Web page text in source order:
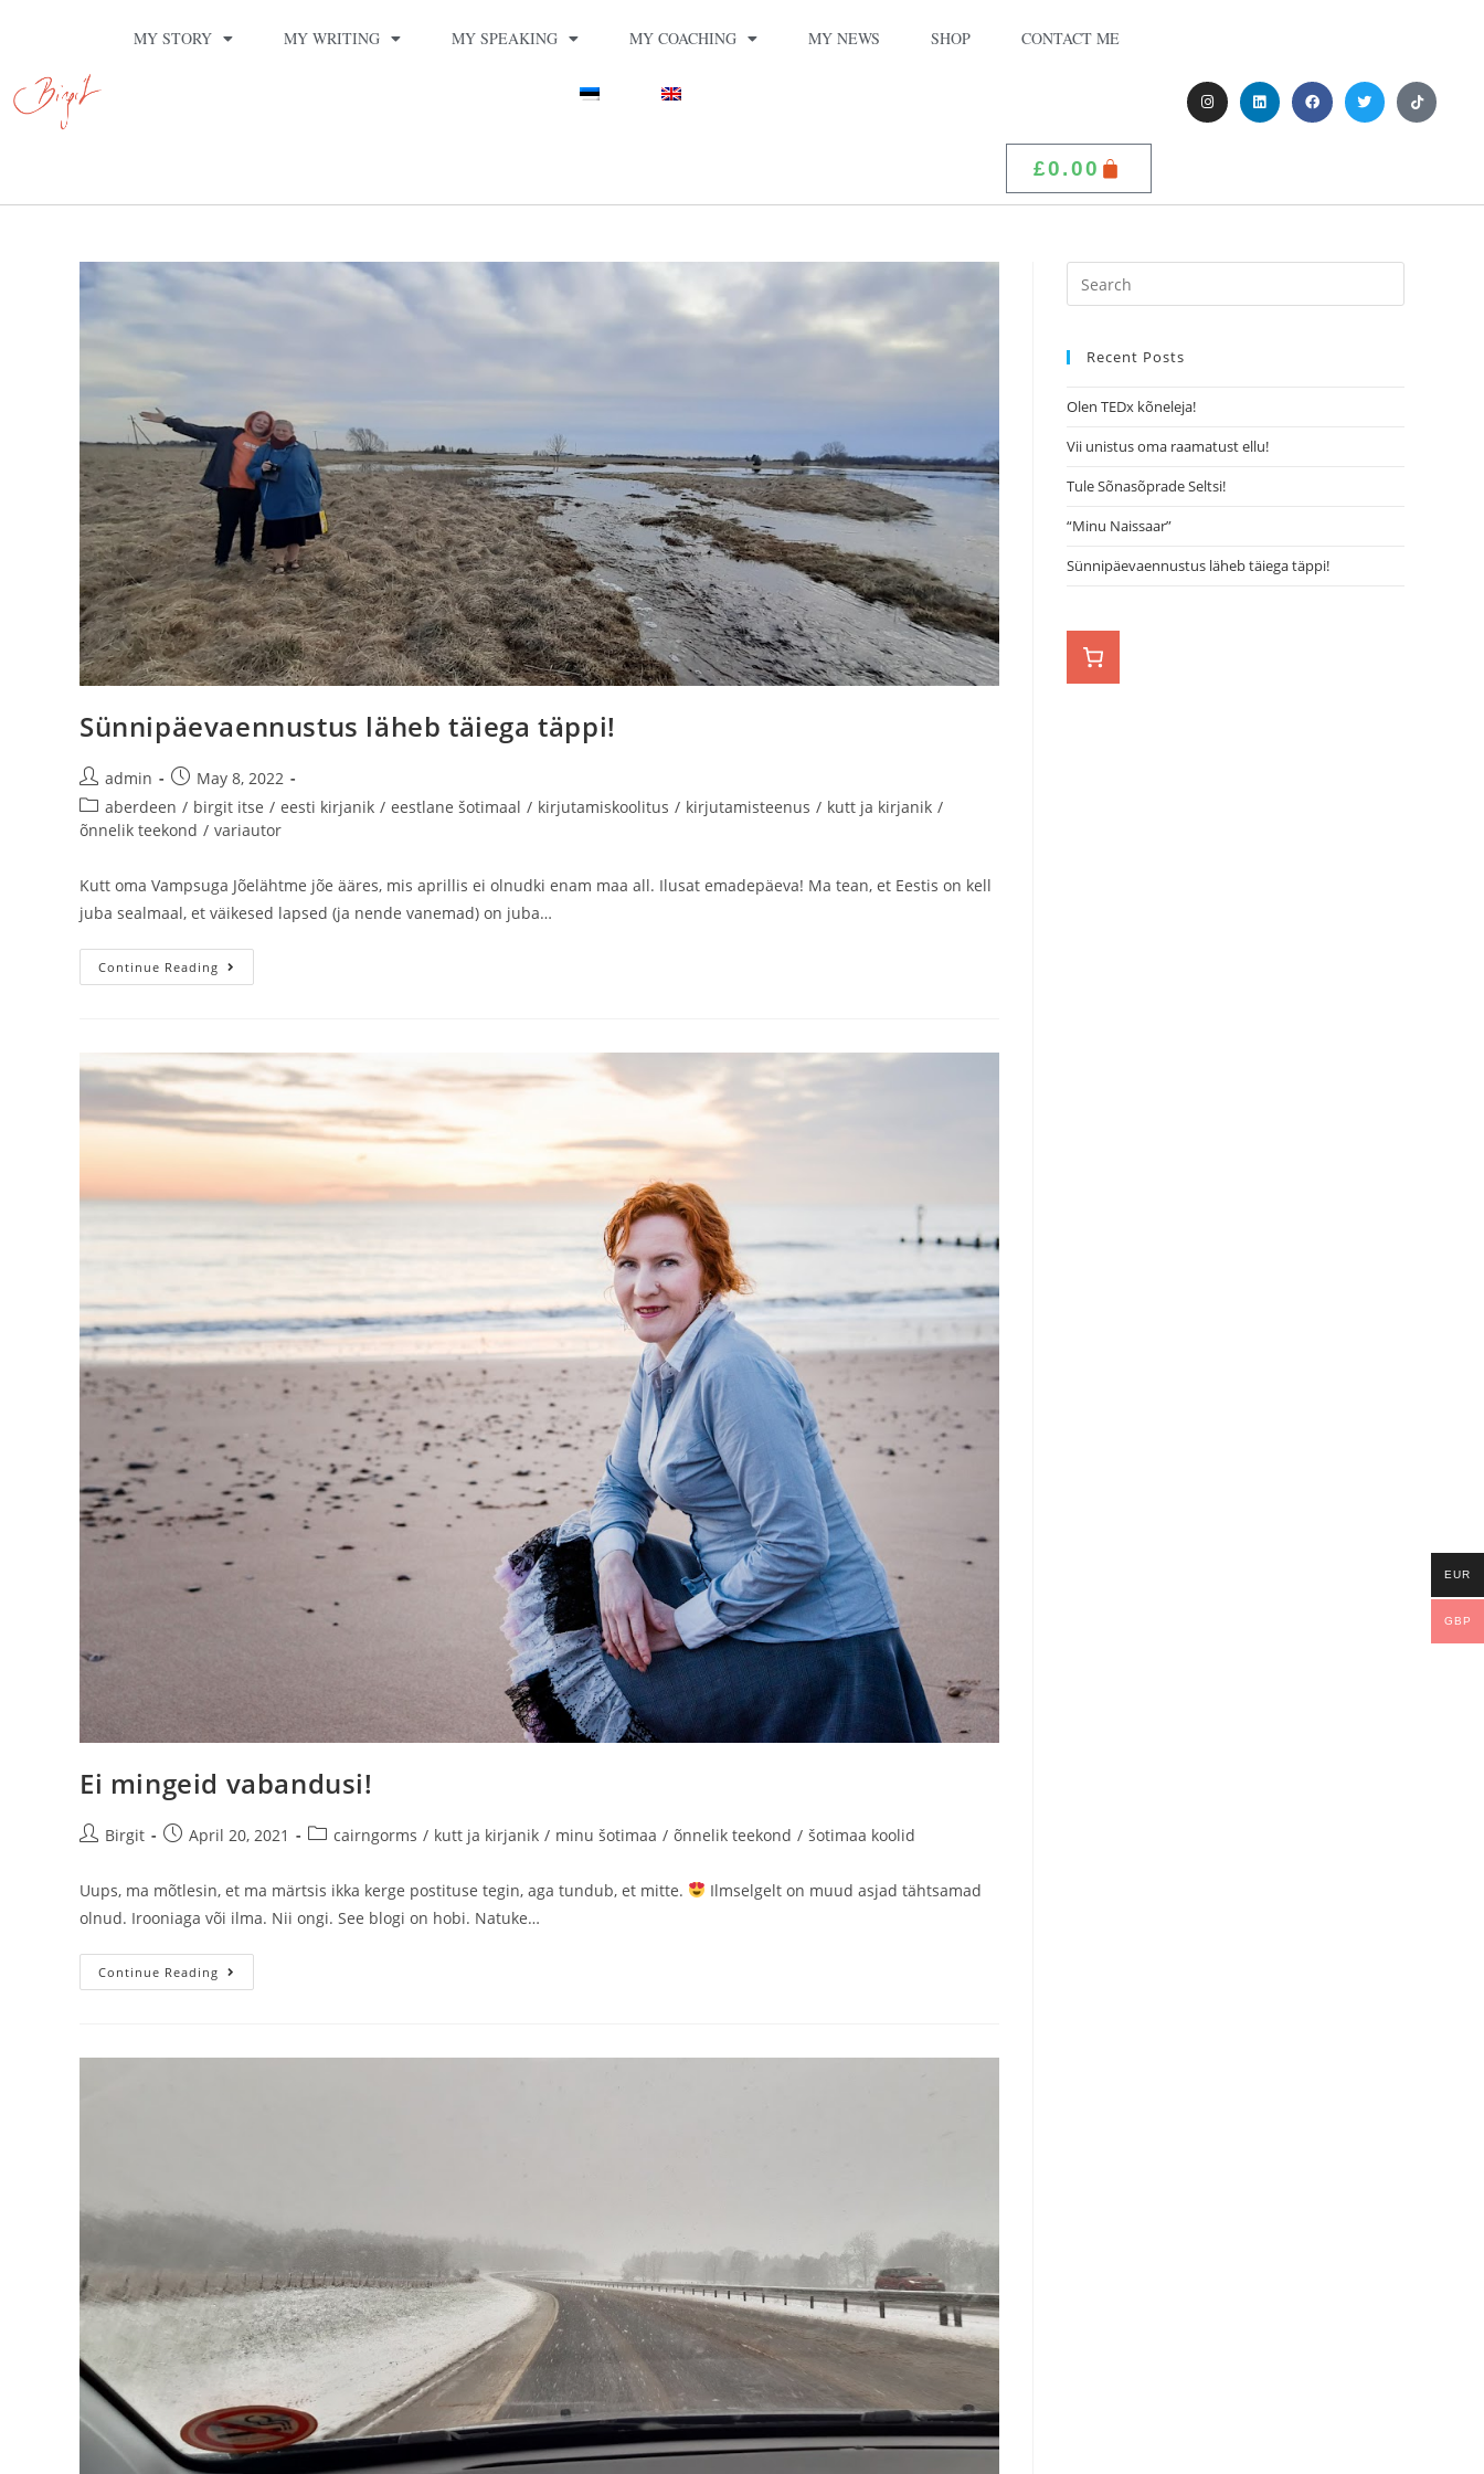
MY STORY MY WRITING MY SPEAKING MY COACHING MY NEWS SHOP CONTACT ME
£0.00
Sünnipäevaennustus läheb täiega täppi!
admin
May 8, 2022
aberdeen / birgit itse / eesti kirjanik / eestlane šotimaal / kirjutamiskoolitus / kirjutamisteenus / kutt ja kirjanik /
õnnelik teekond / variautor
Kutt oma Vampsuga Jõelähtme jõe ääres, mis aprillis ei olnudki enam maa all. Ilusat emadepäeva! Ma tean, et Eestis on kell
juba sealmaal, et väikesed lapsed (ja nende vanemad) on juba…
Continue Reading
Ei mingeid vabandusi!
Birgit April 20, 2021 cairngorms / kutt ja kirjanik / minu šotimaa / õnnelik teekond / šotimaa koolid
Uups, ma mõtlesin, et ma märtsis ikka kerge postituse tegin, aga tundub, et mitte.
Ilmselgelt on muud asjad tähtsamad
olnud. Irooniaga või ilma. Nii ongi. See blogi on hobi. Natuke…
Continue Reading
Recent Posts
Olen TEDx kõneleja!
Vii unistus oma raamatust ellu!
Tule Sõnasõprade Seltsi!
“Minu Naissaar”
Sünnipäevaennustus läheb täiega täppi!
EUR
GBP